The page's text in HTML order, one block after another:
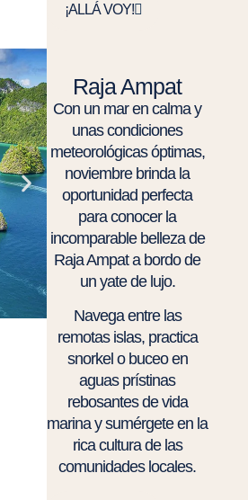
¡ALLÁ VOY!
Raja Ampat
Con un mar en calma y
unas condiciones
meteorológicas óptimas,
noviembre brinda la
oportunidad perfecta
para conocer la
incomparable belleza de
Raja Ampat a bordo de
un yate de lujo.
Navega entre las
remotas islas, practica
snorkel o buceo en
aguas prístinas
rebosantes de vida
marina y sumérgete en la
rica cultura de las
comunidades locales.